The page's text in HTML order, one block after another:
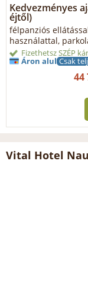
Kedvezményes
éjtől)
félpanziós
használattal,
Fizethetsz SZÉP
Áron alul Csak
44
Vital Hotel